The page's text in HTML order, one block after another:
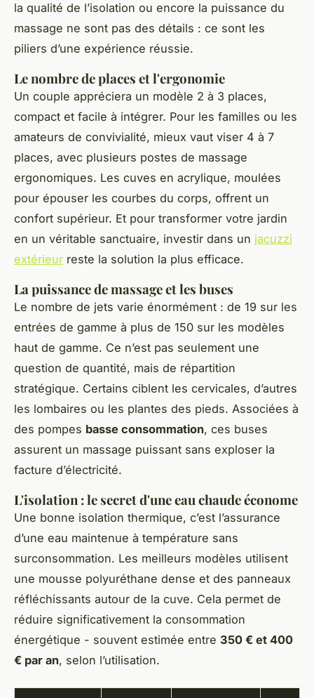
la qualité de l’isolation ou encore la puissance du
massage ne sont pas des détails : ce sont les
piliers d’une expérience réussie.
Le nombre de places et l'ergonomie
Un couple appréciera un modèle 2 à 3 places,
compact et facile à intégrer. Pour les familles ou les
amateurs de convivialité, mieux vaut viser 4 à 7
places, avec plusieurs postes de massage
ergonomiques. Les cuves en acrylique, moulées
pour épouser les courbes du corps, offrent un
confort supérieur. Et pour transformer votre jardin
en un véritable sanctuaire, investir dans un jacuzzi
extérieur reste la solution la plus efficace.
La puissance de massage et les buses
Le nombre de jets varie énormément : de 19 sur les
entrées de gamme à plus de 150 sur les modèles
haut de gamme. Ce n’est pas seulement une
question de quantité, mais de répartition
stratégique. Certains ciblent les cervicales, d’autres
les lombaires ou les plantes des pieds. Associées à
des pompes basse consommation, ces buses
assurent un massage puissant sans exploser la
facture d’électricité.
L'isolation : le secret d'une eau chaude économe
Une bonne isolation thermique, c’est l’assurance
d’une eau maintenue à température sans
surconsommation. Les meilleurs modèles utilisent
une mousse polyuréthane dense et des panneaux
réfléchissants autour de la cuve. Cela permet de
réduire significativement la consommation
énergétique - souvent estimée entre 350 € et 400
€ par an, selon l’utilisation.